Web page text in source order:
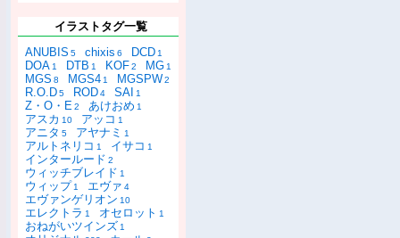
イラストタグ一覧
ANUBIS 5 chixis 6 DCD 1
DOA 1 DTB 1 KOF2 MG 1
MGS 8 MGS4 1 MGSPW2
R.O.D5 ROD4 SAI 1
Z・O・E2 あけおめ 1
アスカ 10 アッコ 1
アニタ 5 アヤナミ 1
アルトネリコ 1 イサコ 1
インタールード 2
ウィッチブレイド 1
ウィップ 1 エヴァ 4
エヴァンゲリオン 10
エレクトラ 1 オセロット 1
おねがいツインズ 1